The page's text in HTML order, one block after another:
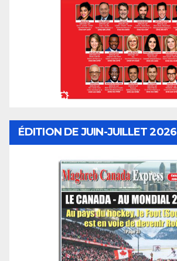
ÉDITION DE JUIN-JUILLET 2026